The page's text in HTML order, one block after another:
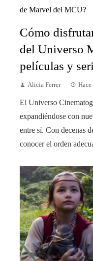
Cómo
del Universo
películas y
Alicia Ferrer Hace
El Universo
expandiéndose con
entre sí. Con decenas
conocer el orden